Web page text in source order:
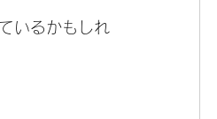
いるかもしれ